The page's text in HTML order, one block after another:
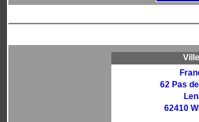
Ville
62 Pas
62410